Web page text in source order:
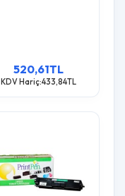
520,61TL
KDV Hariç:433,84TL